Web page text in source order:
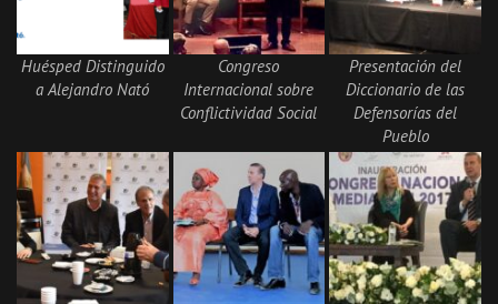
Huésped Distinguido
a Alejandro Nató
Congreso
Internacional sobre
Conflictividad Social
Presentación del
Diccionario de las
Defensorías del
Pueblo